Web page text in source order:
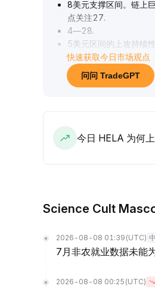
8美元支撑区间。链上
点关注27.
4—28.
5美元区间的上攻持续
口在可控范围。.
快速获取今日市场观点
问问 TradeGPT
今日 HELA 为何
Science Cult
2026-08-08 01:39 (UTC)
7月非农就业数据未能
2026-08-08 00:25 (UTC)